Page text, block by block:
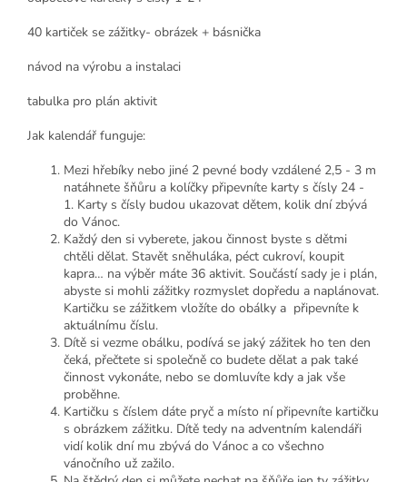
40 kartiček se zážitky- obrázek + básnička
návod na výrobu a instalaci
tabulka pro plán aktivit
Jak kalendář funguje:
Mezi hřebíky nebo jiné 2 pevné body vzdálené 2,5 - 3 m
natáhnete šňůru a kolíčky připevníte karty s čísly 24 -
1. Karty s čísly budou ukazovat dětem, kolik dní zbývá
do Vánoc.
Každý den si vyberete, jakou činnost byste s dětmi
chtěli dělat. Stavět sněhuláka, péct cukroví, koupit
kapra… na výběr máte 36 aktivit. Součástí sady je i plán,
abyste si mohli zážitky rozmyslet dopředu a naplánovat.
Kartičku se zážitkem vložíte do obálky a připevníte k
aktuálnímu číslu.
Dítě si vezme obálku, podívá se jaký zážitek ho ten den
čeká, přečtete si společně co budete dělat a pak také
činnost vykonáte, nebo se domluvíte kdy a jak vše
proběhne.
Kartičku s číslem dáte pryč a místo ní připevníte kartičku
s obrázkem zážitku. Dítě tedy na adventním kalendáři
vidí kolik dní mu zbývá do Vánoc a co všechno
vánočního už zažilo.